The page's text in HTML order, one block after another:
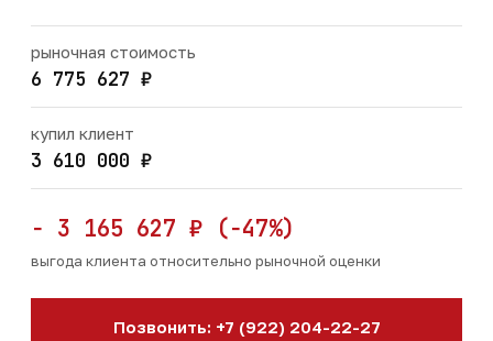
рыночная стоимость
6 775 627 ₽
купил клиент
3 610 000 ₽
− 3 165 627 ₽ (−47%)
выгода клиента относительно рыночной оценки
Позвонить: +7 (922) 204-22-27